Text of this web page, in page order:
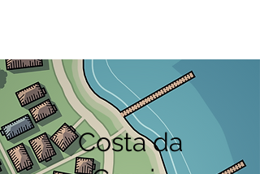
Costa da